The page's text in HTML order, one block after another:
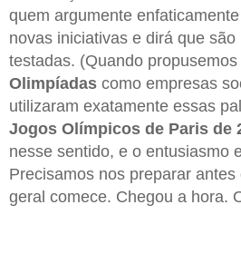
quem argumente
novas iniciativas e dirá que
testadas. (Quando
Olimpíadas como empresas
utilizaram exatamente essas
Jogos Olímpicos de Paris de
nesse sentido, e o entusiasmo
Precisamos nos preparar
geral comece. Chegou a hora.